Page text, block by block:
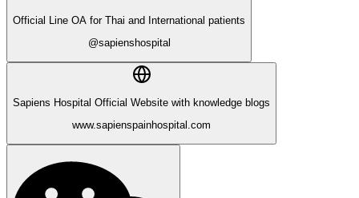
Official Line OA for Thai and International patients
@sapienshospital
Sapiens Hospital Official Website with knowledge blogs
www.sapienspainhospital.com